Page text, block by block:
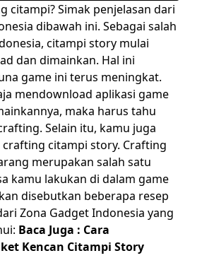
citampi? Simak penjelasan dari
dibawah ini. Sebagai salah
citampi story mulai
dan dimainkan. Hal ini
game ini terus meningkat.
mendownload aplikasi game
maka harus tahu
Selain itu, kamu juga
citampi story. Crafting
merupakan salah satu
kamu lakukan di dalam game
disebutkan beberapa resep
Zona Gadget Indonesia yang
Baca Juga : Cara
Kencan Citampi Story